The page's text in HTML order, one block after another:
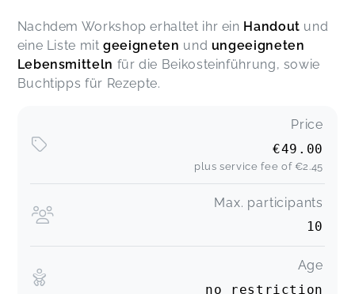
Nachdem Workshop erhaltet ihr ein Handout und
eine Liste mitgeeigneten und ungeeigneten
Lebensmitteln für die Beikosteinführung, sowie
Buchtipps für Rezepte.
Price
€49.00
plus service fee of €2.45
Max. participants
10
Age
no restriction